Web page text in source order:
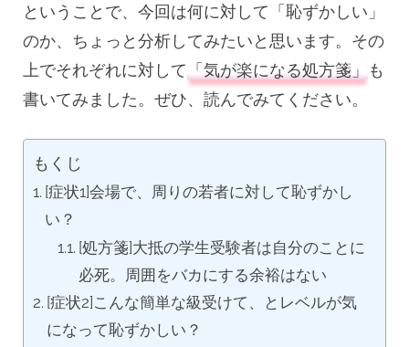
ま
す！
へ
の
ということで、今回は何に対して「恥ずかしい」
のか、ちょっと分析してみたいと思います。その
上でそれぞれに対して 「気が楽になる処方箋」
も
書いてみました。ぜひ、読んでみてください。
もくじ
[症状1]会場で、周りの若者に対して恥ずかし
い？
[処方箋]大抵の学生受験者は自分のことに
必死。周囲をバカにする余裕はない
[症状2]こんな簡単な級受けて、とレベルが気
になって恥ずかしい？